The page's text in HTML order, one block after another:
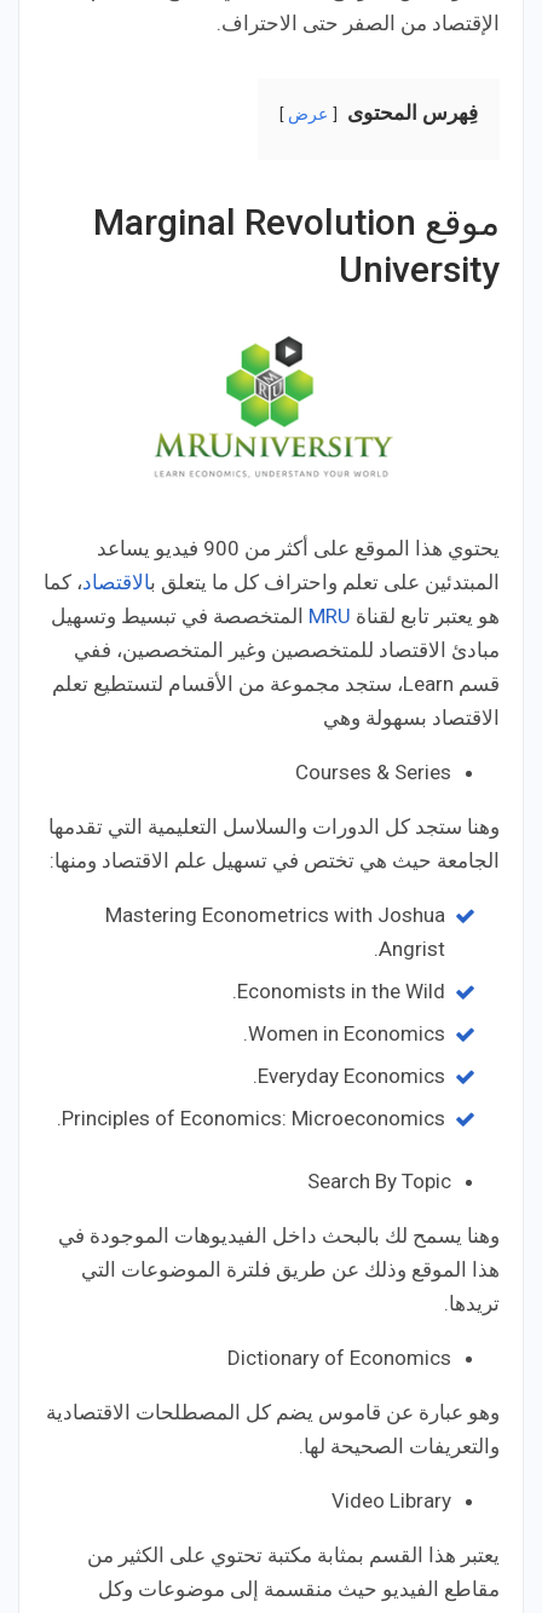
الإقتصاد من الصفر حتى الاحتراف.
فِهرس المحتوى عرض
موقع Marginal Revolution
University
يحتوي هذا الموقع على أكثر من 900 فيديو يساعد
المبتدئين على تعلم واحتراف كل ما يتعلق بالاقتصاد، كما
هو يعتبر تابع لقناة MRU المتخصصة في تبسيط وتسهيل
مبادئ الاقتصاد للمتخصصين وغير المتخصصين، ففي
قسم Learn، ستجد مجموعة من الأقسام لتستطيع تعلم
الاقتصاد بسهولة وهي
Courses & Series
وهنا ستجد كل الدورات والسلاسل التعليمية التي تقدمها
الجامعة حيث هي تختص في تسهيل علم الاقتصاد ومنها:
Mastering Econometrics with Joshua
Angrist.
Economists in the Wild.
Women in Economics.
Everyday Economics.
Principles of Economics: Microeconomics.
Search By Topic
وهنا يسمح لك بالبحث داخل الفيديوهات الموجودة في
هذا الموقع وذلك عن طريق فلترة الموضوعات التي
تريدها.
Dictionary of Economics
وهو عبارة عن قاموس يضم كل المصطلحات الاقتصادية
والتعريفات الصحيحة لها.
Video Library
يعتبر هذا القسم بمثابة مكتبة تحتوي على الكثير من
مقاطع الفيديو حيث منقسمة إلى موضوعات وكل